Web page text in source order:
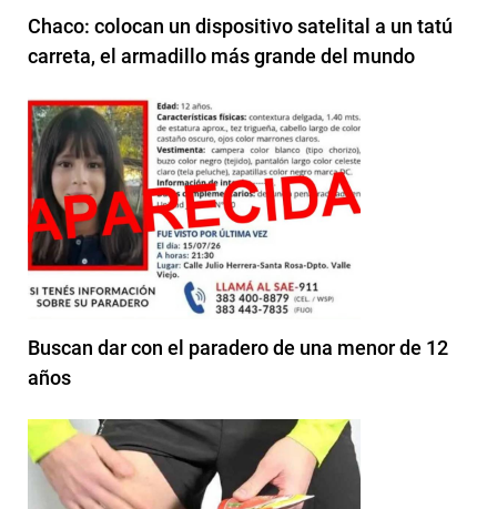
Chaco: colocan un dispositivo satelital a un tatú
carreta, el armadillo más grande del mundo
Buscan dar con el paradero de una menor de 12
años